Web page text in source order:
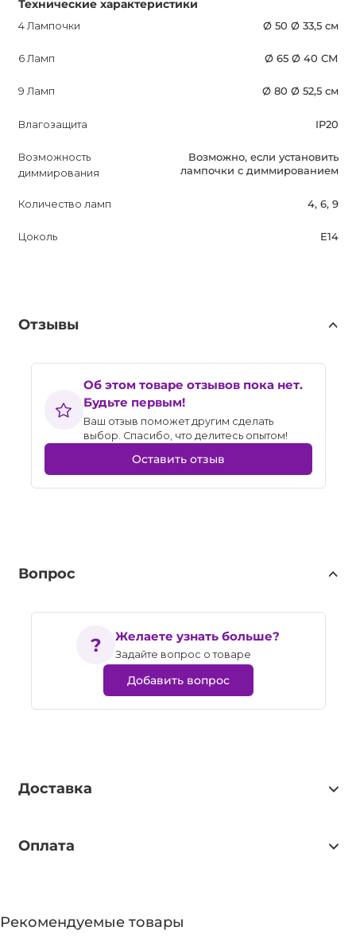
Технические характеристики
4 Лампочки Ø 50 Ø 33,5 см
6 Ламп Ø 65 Ø 40 СМ
9 Ламп Ø 80 Ø 52,5 см
Влагозащита IP20
Возможность
диммирования
Возможно, если установить
лампочки с диммированием
Количество ламп 4, 6, 9
Цоколь E14
Отзывы
Об этом товаре отзывов пока нет.
Будьте первым!
Ваш отзыв поможет другим сделать
выбор. Спасибо, что делитесь опытом!
Оставить отзыв
Вопрос
Желаете узнать больше?
Задайте вопрос о товаре
Добавить вопрос
Доставка
Оплата
Рекомендуемые товары